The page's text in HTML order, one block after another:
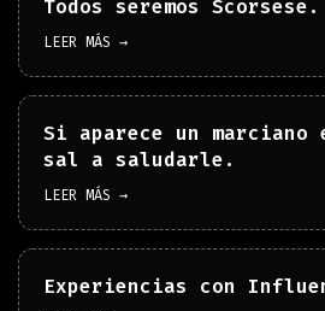
Todos seremos Scorsese.
LEER MÁS →
Si aparece un
sal a saludarle.
LEER MÁS →
Experiencias con